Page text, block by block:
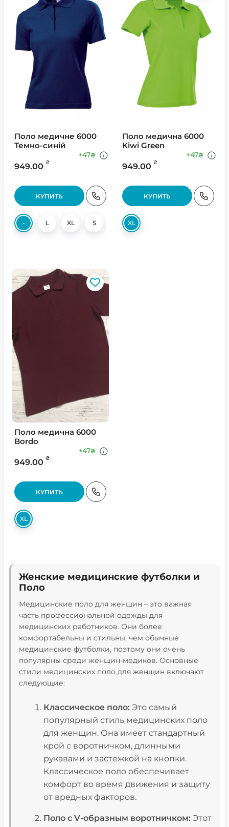
Поло медичне 6000
Темно-синій
949.00 ₴
+47₴
КУПИТЬ
- L XL S
Поло медична 6000
Kiwi Green
949.00 ₴
+47₴
КУПИТЬ
XL
Поло медична 6000
Bordo
949.00 ₴
+47₴
КУПИТЬ
XL
Женские медицинские футболки и
Поло
Медицинские поло для женщин – это важная
часть профессиональной одежды для
медицинских работников. Они более
комфортабельны и стильны, чем обычные
медицинские футболки, поэтому они очень
популярны среди женщин-медиков. Основные
стили медицинских поло для женщин включают
следующие:
Классическое поло: Это самый
популярный стиль медицинских поло
для женщин. Она имеет стандартный
крой с воротничком, длинными
рукавами и застежкой на кнопки.
Классическое поло обеспечивает
комфорт во время движения и защиту
от вредных факторов.
Поло с V-образным воротничком: Этот